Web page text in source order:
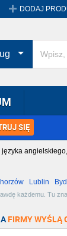
DODAJ
SIĘ
Lublin
każdemu. Tu
FIRMY WYŚLĄ